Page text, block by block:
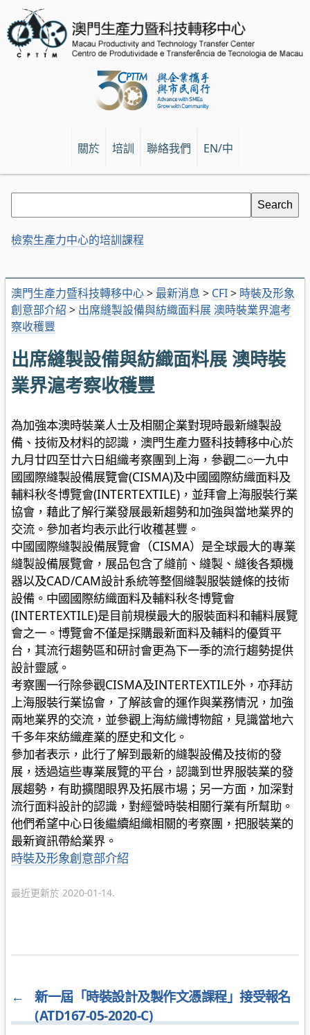
關於 培訓 聯絡我們 EN/中
澳門生產力暨科技轉移中心> 最新消息 > CFI> 時裝及形象
創意部介紹 > 出席縫製設備與紡織面料展 澳時裝業界滬考
察收穫豐
出席縫製設備與紡織面料展 澳時裝
業界滬考察收穫豐
為加強本澳時裝業人士及相關企業對現時最新縫製設
備、技術及材料的認識，澳門生產力暨科技轉移中心於
九月廿四至廿六日組織考察團到上海，參觀二○一九中
國國際縫製設備展覽會(CISMA)及中國國際紡織面料及
輔料秋冬博覽會(INTERTEXTILE)，並拜會上海服裝行業
協會，藉此了解行業發展最新趨勢和加強與當地業界的
交流。參加者均表示此行收穫甚豐。
中國國際縫製設備展覽會（CISMA）是全球最大的專業
縫製設備展覽會，展品包含了縫前、縫製、縫後各類機
器以及CAD/CAM設計系統等整個縫製服裝鏈條的技術
設備。中國國際紡織面料及輔料秋冬博覽會
(INTERTEXTILE)是目前規模最大的服裝面料和輔料展覽
會之一。博覽會不僅是採購最新面料及輔料的優質平
台，其流行趨勢區和研討會更為下一季的流行趨勢提供
設計靈感。
考察團一行除參觀CISMA及INTERTEXTILE外，亦拜訪
上海服裝行業協會，了解該會的運作與業務情況，加強
兩地業界的交流，並參觀上海紡織博物館，見識當地六
千多年來紡織產業的歷史和文化。
參加者表示，此行了解到最新的縫製設備及技術的發
展，透過這些專業展覽的平台，認識到世界服裝業的發
展趨勢，有助擴闊眼界及拓展市場；另一方面，加深對
流行面料設計的認識，對經營時裝相關行業有所幫助。
他們希望中心日後繼續組織相關的考察團，把服裝業的
最新資訊帶給業界。
分
時裝及形象創意部介紹
最近更新於 2020-01-14.
←
新一屆「時裝設計及製作文憑課程」接受報名
(ATD167-05-2020-C)
檢索生產力中心的培訓課程